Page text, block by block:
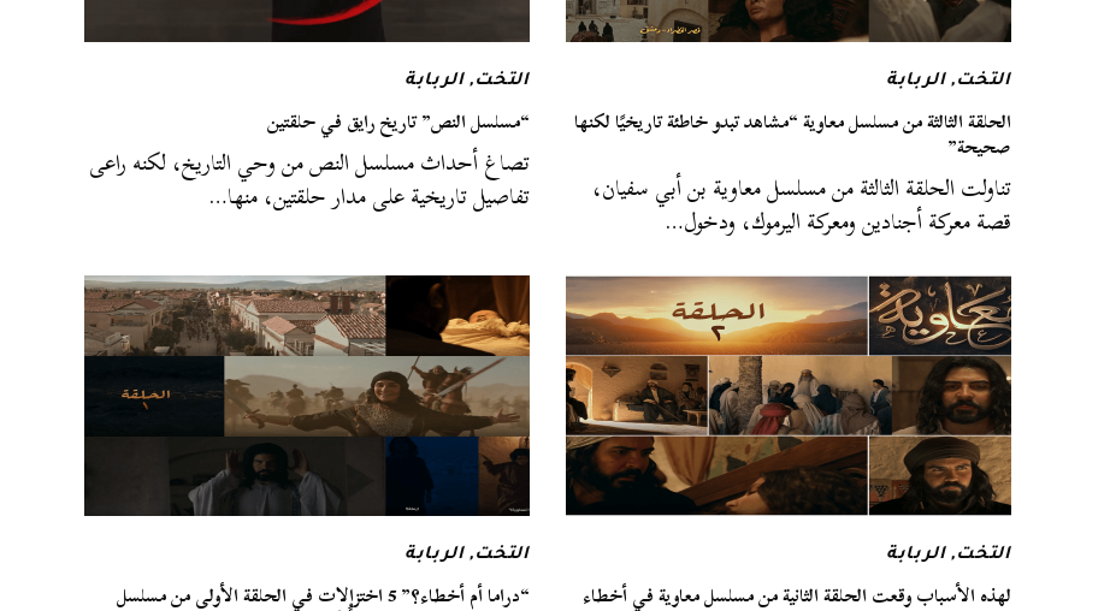
التخت,الربابة
الحلقة الثالثة من مسلسل معاوية “مشاهد تبدو خاطئة تاريخيًا لكنها
صحيحة”
تناولت الحلقة الثالثة من مسلسل معاوية بن أبي سفيان،
قصة معركة أجنادين ومعركة اليرموك، ودخول…
التخت,الربابة
“مسلسل النص” تاريخ رايق في حلقتين
تصاغ أحداث مسلسل النص من وحي التاريخ، لكنه راعى
تفاصيل تاريخية على مدار حلقتين، منها…
التخت,الربابة
لهذه الأسباب وقعت الحلقة الثانية من مسلسل معاوية في أخطاء
التخت,الربابة
“دراما أم أخطاء؟” 5 اختزالات في الحلقة الأولى من مسلسل